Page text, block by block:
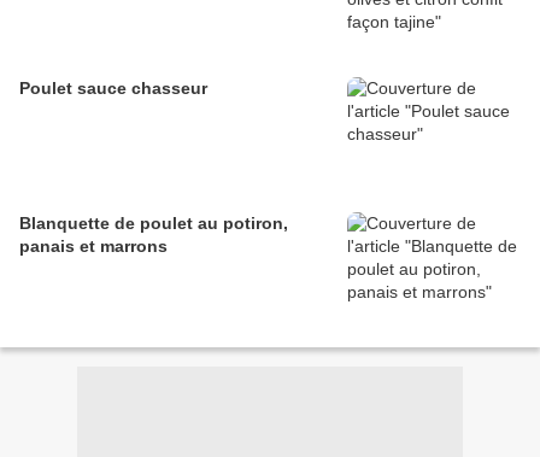
Poulet sauce chasseur
Blanquette de poulet au potiron,
panais et marrons